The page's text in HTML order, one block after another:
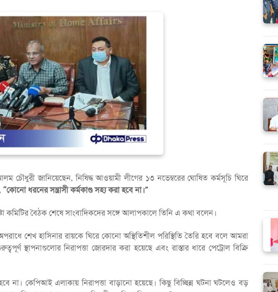
আলম চৌধুরী জানিয়েছেন, নিষিদ্ধ আওয়ামী লীগের ১৩ নভেম্বরের ঘোষিত কর্মসূচি ঘিরে
“কোনো ধরনের সন্ত্রাসী কর্মকাণ্ড সহ্য করা হবে না।”
কমিটির বৈঠক শেষে সাংবাদিকদের সঙ্গে আলাপকালে তিনি এ কথা বলেন।
শেখ হাসিনার রায়কে ঘিরে কোনো অস্থিতিশীল পরিস্থিতি তৈরি হবে বলে আমরা
স্থাপনাগুলোর নিরাপত্তা জোরদার করা হয়েছে এবং রাস্তার ধারে পেট্রোল বিক্রি
না। কেপিআই এলাকায় নিরাপত্তা বাড়ানো হয়েছে। কিছু বিচ্ছিন্ন ঘটনা ঘটলেও বড়